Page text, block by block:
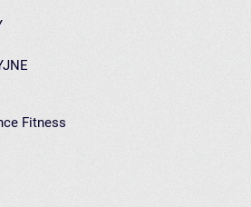
Fitness